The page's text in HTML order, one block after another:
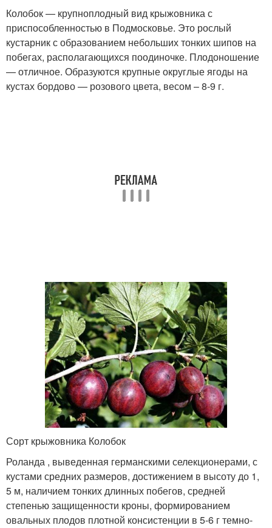
Колобок — крупноплодный вид крыжовника с
приспособленностью в Подмосковье. Это рослый
кустарник с образованием небольших тонких шипов на
побегах, располагающихся поодиночке. Плодоношение
— отличное. Образуются крупные округлые ягоды на
кустах бордово — розового цвета, весом – 8-9 г.
Сорт крыжовника Колобок
Роланда , выведенная германскими селекционерами, с
кустами средних размеров, достижением в высоту до 1,
5 м, наличием тонких длинных побегов, средней
степенью защищенности кроны, формированием
овальных плодов плотной консистенции в 5-6 г темно-